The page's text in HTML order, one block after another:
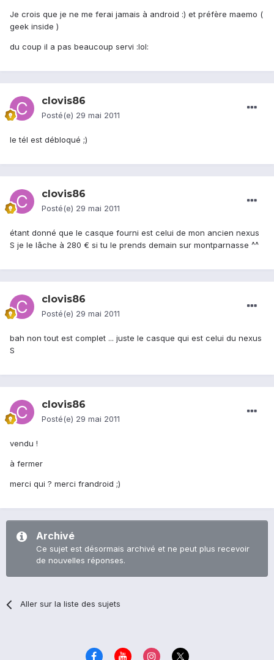
Je crois que je ne me ferai jamais à android :) et préfère maemo (
geek inside )
du coup il a pas beaucoup servi :lol:
clovis86
Posté(e) 29 mai 2011
le tél est débloqué ;)
clovis86
Posté(e) 29 mai 2011
étant donné que le casque fourni est celui de mon ancien nexus
S je le lâche à 280 € si tu le prends demain sur montparnasse ^^
clovis86
Posté(e) 29 mai 2011
bah non tout est complet ... juste le casque qui est celui du nexus
S
clovis86
Posté(e) 29 mai 2011
vendu !
à fermer
merci qui ? merci frandroid ;)
Archivé
Ce sujet est désormais archivé et ne peut plus recevoir
de nouvelles réponses.
Aller sur la liste des sujets